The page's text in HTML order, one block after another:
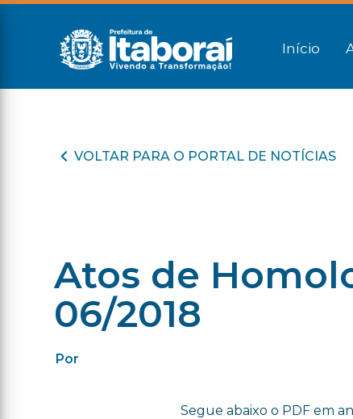
Início
VOLTAR PARA O PORTAL DE NOTÍCIAS
Atos de
06/2018
Por
Segue abaixo o PDF em